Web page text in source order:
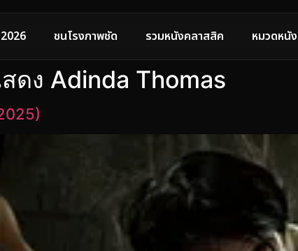
ชนโรงภาพชัด รวมหนังคลาสสิค หมวดหนั
ดง Adinda Thomas